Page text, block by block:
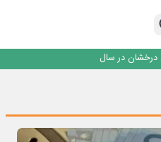
فولاد هرمزگان، جایگزین نمونه
همراه با افزایش کیفیت ، این
و بدون خرابی حاصل شد؛ ریموت
فولاد هرمزگان، جایگزین نمونه
همراه با افزایش کیفیت ، این